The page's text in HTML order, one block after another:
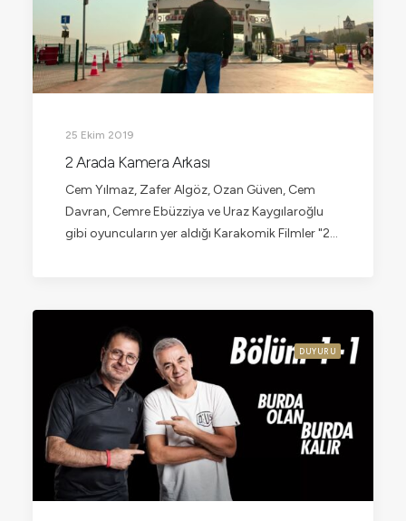
25 Ekim 2019
2 Arada Kamera Arkası
Cem Yılmaz, Zafer Algöz, Ozan Güven, Cem
Davran, Cemre Ebüzziya ve Uraz Kaygılaroğlu
gibi oyuncuların yer aldığı Karakomik Filmler "2…
DUYURU